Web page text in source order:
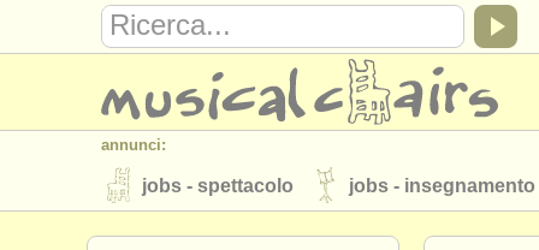
annunci:
jobs - spettacolo jobs - insegnamento
strumenti in vendita strumenti rubati